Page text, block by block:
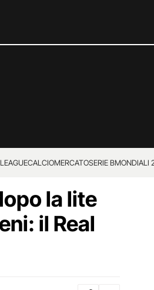
CALCIOMERCATOSERIE BMONDIALI
la lite
il Real